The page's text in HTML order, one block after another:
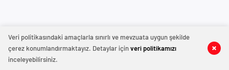
Veri politikasındaki amaçlarla sınırlı ve mevzuata uygun şekilde
çerez konumlandırmaktayız. Detaylar içinveri politikamızı
inceleyebilirsiniz.